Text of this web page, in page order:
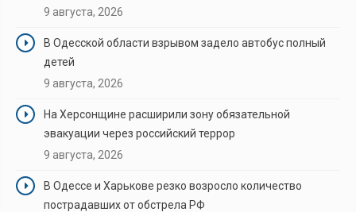
9 августа, 2026
В Одесской области взрывом задело автобус полный
детей
9 августа, 2026
На Херсонщине расширили зону обязательной
эвакуации через российский террор
9 августа, 2026
В Одессе и Харькове резко возросло количество
пострадавших от обстрела РФ